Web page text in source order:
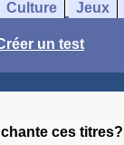
Culture Jeux
un test
ces titres?